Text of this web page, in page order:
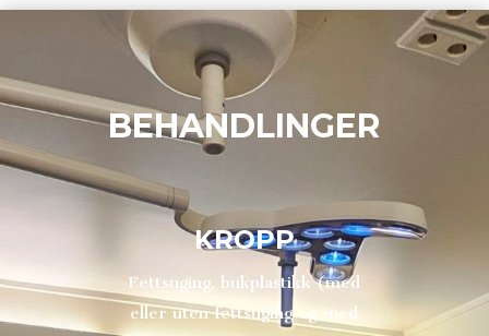
BEHANDLINGER
KROPP
Fettsuging, bukplastikk (med
eller uten fettsuging og med